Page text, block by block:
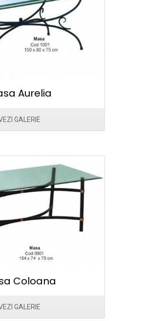
Aurelia
GALERIE
Coloana
GALERIE